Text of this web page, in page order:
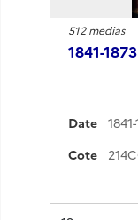
512 medias
1841-1873
Date
Cote